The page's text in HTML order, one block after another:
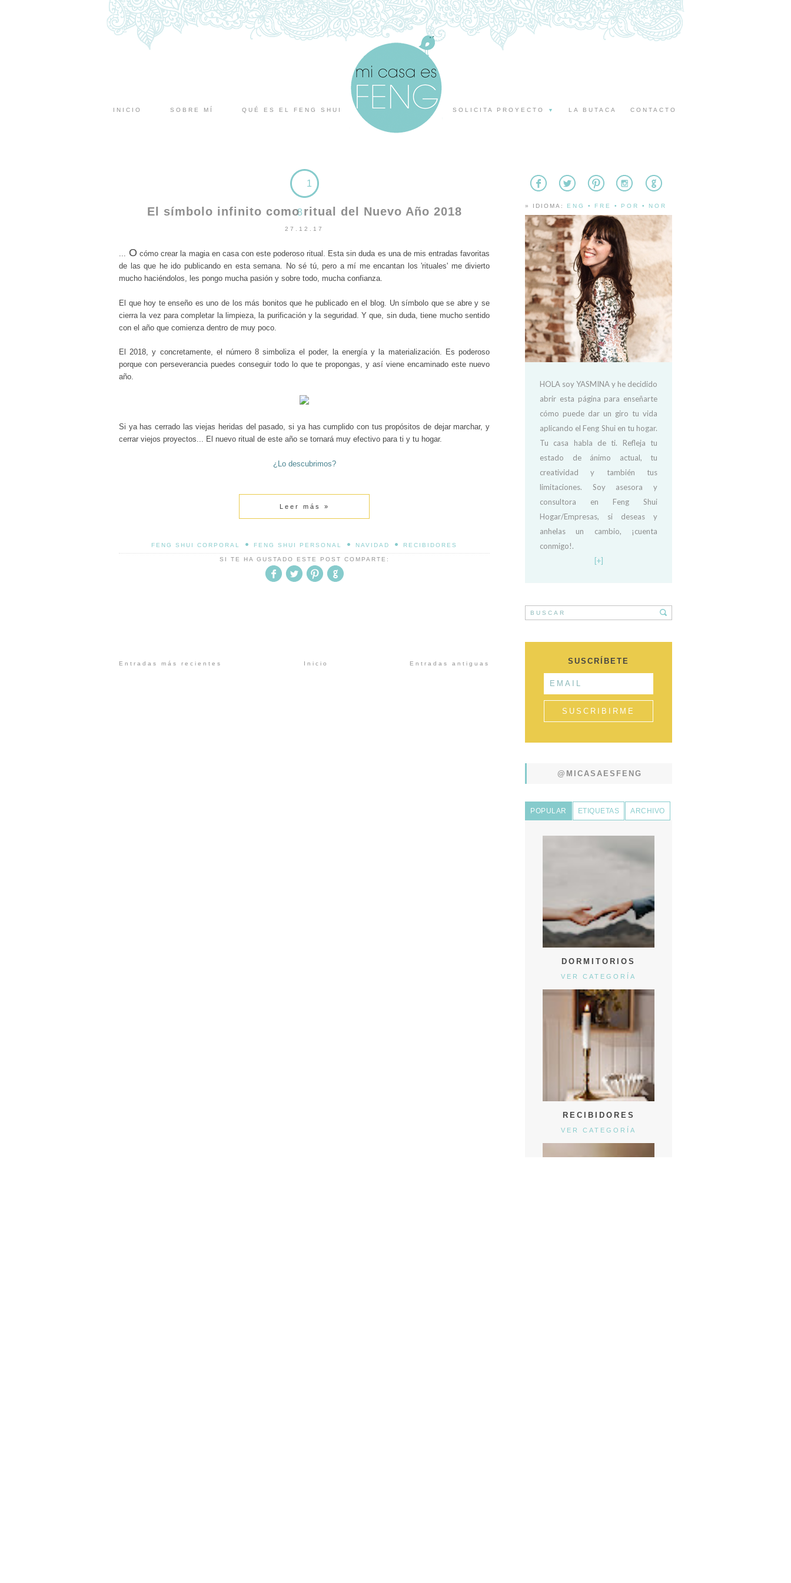
INICIO SOBRE MÍ QUÉ ES EL FENG SHUI SOLICITA PROYECTO ▼ LA BUTACA CONTACTO
1
8
El símbolo infinito como ritual del Nuevo Año 2018
27.12.17
... O cómo crear la magia en casa con este poderoso ritual. Esta sin duda es una de mis entradas favoritas
de las que he ido publicando en esta semana. No sé tú, pero a mí me encantan los 'rituales' me divierto
mucho haciéndolos, les pongo mucha pasión y sobre todo, mucha confianza.
El que hoy te enseño es uno de los más bonitos que he publicado en el blog. Un símbolo que se abre y se
cierra la vez para completar la limpieza, la purificación y la seguridad. Y que, sin duda, tiene mucho sentido
con el año que comienza dentro de muy poco.
El 2018, y concretamente, el número 8 simboliza el poder, la energía y la materialización. Es poderoso
porque con perseverancia puedes conseguir todo lo que te propongas, y así viene encaminado este nuevo
año.
Si ya has cerrado las viejas heridas del pasado, si ya has cumplido con tus propósitos de dejar marchar, y
cerrar viejos proyectos... El nuevo ritual de este año se tornará muy efectivo para ti y tu hogar.
¿Lo descubrimos?
Leer más »
FENG SHUI CORPORAL • FENG SHUI PERSONAL • NAVIDAD • RECIBIDORES
SI TE HA GUSTADO ESTE POST COMPARTE:
Entradas más recientes Entradas antiguas
Inicio
» IDIOMA: ENG • FRE • POR • NOR
HOLA soy YASMINA y he decidido
abrir esta página para enseñarte
cómo puede dar un giro tu vida
aplicando el Feng Shui en tu hogar.
Tu casa habla de ti. Refleja tu
estado de ánimo actual, tu
creatividad y también tus
limitaciones. Soy asesora y
consultora en Feng Shui
Hogar/Empresas, si deseas y
anhelas un cambio, ¡cuenta
conmigo!.
[+]
SUSCRÍBETE
@MICASAESFENG
POPULAR ETIQUETAS ARCHIVO
DORMITORIOS
VER CATEGORÍA
RECIBIDORES
VER CATEGORÍA